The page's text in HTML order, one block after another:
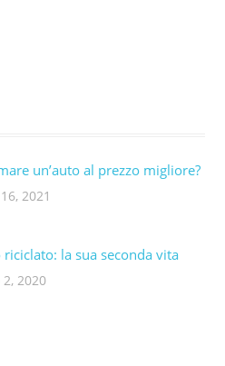
un’auto al prezzo migliore?
2021
riciclato: la sua seconda vita​
2020